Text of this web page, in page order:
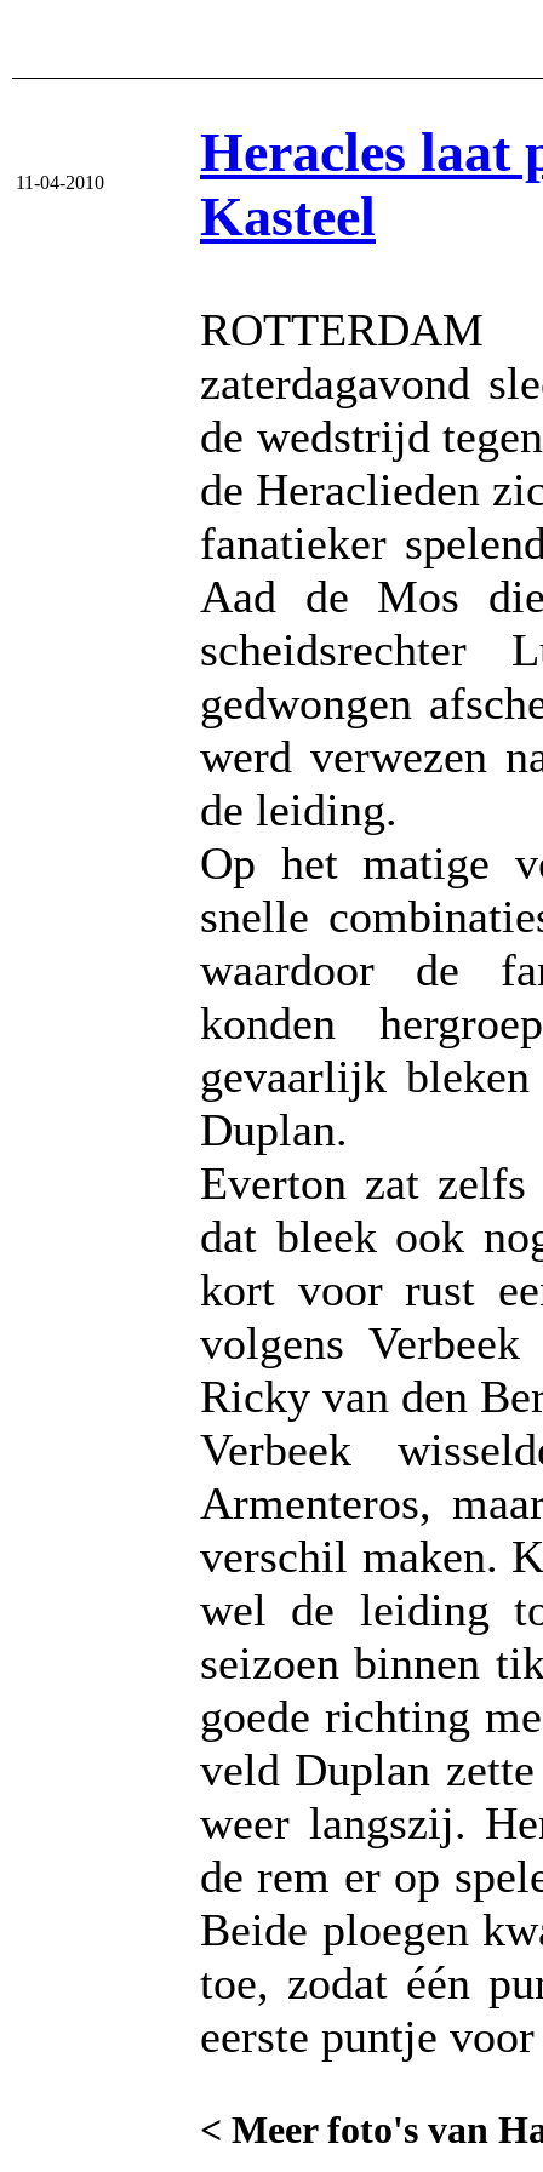
11-04-2010
Heracles laat
Kasteel
zaterdagavond
de wedstrijd
de Heraclieden
fanatieker
Aad de Mos
gedwongen
werd verwezen
de leiding.
Op het matige
snelle
waardoor de
konden
gevaarlijk
Duplan.
Everton zat
dat bleek ook
kort voor rust
volgens
Ricky van den
Verbeek
Armenteros,
verschil maken.
wel de leiding
seizoen binnen
goede richting
veld Duplan
weer langszij.
de rem er op
Beide ploegen
toe, zodat één
eerste puntje
< Meer foto's van